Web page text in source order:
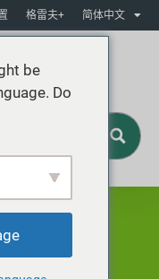
格雷夫+ 简体中文
be
Do